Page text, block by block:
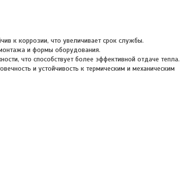
к коррозии, что увеличивает срок службы.
и формы оборудования.
что способствует более эффективной отдаче тепла.
и устойчивость к термическим и механическим